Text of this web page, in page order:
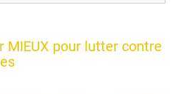
MIEUX pour lutter contre